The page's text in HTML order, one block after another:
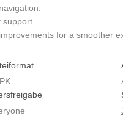
for a smoother